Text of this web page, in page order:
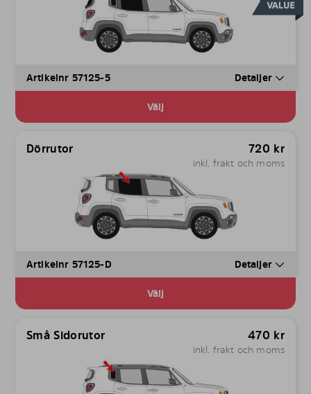
Artikelnr 57125-5 Detaljer
Välj
Dörrutor 720 kr
inkl. frakt och moms
Artikelnr 57125-D Detaljer
Välj
Små Sidorutor 470 kr
inkl. frakt och moms